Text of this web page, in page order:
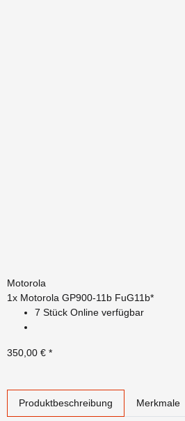
Motorola
1x Motorola GP900-11b FuG11b*
7 Stück Online verfügbar
350,00 € *
Produktbeschreibung Merkmale